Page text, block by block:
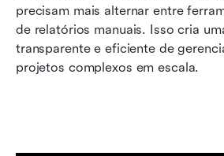
precisam mais alternar entre
de relatórios manuais. Isso cria
transparente e eficiente de
projetos complexos em escala.